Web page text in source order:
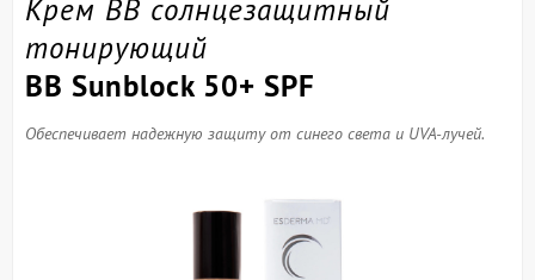
Крем ВВ солнцезащитный
тонирующий
BB Sunblock 50+ SPF
Обеспечивает надежную защиту от синего света и UVA-лучей.